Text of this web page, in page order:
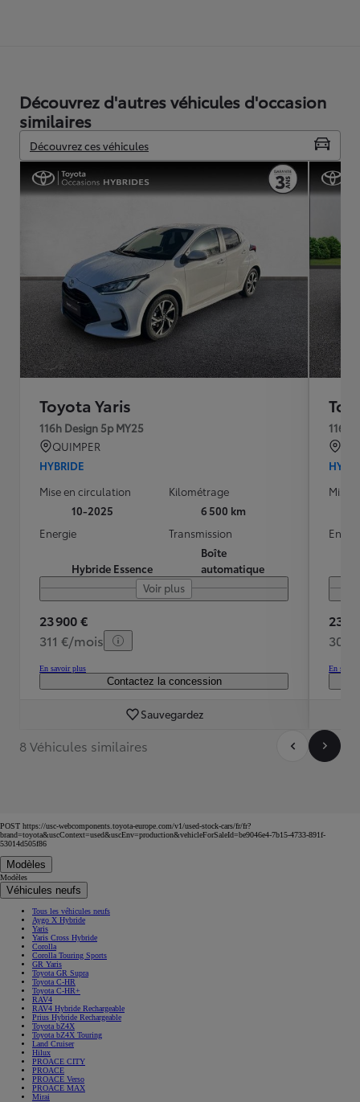
Découvrez d'autres véhicules d'occasion
similaires
Découvrez ces véhicules
Toyota Yaris
116h Design 5p MY25
QUIMPER
HYBRIDE
Mise en circulation
10-2025
Kilométrage
6 500 km
Energie
Hybride Essence
Transmission
Boîte
automatique
Voir plus
23 900 €
311 €/mois
En savoir plus
Contactez la concession
Sauvegardez
116h
Mise
23
309
En
8 Véhicules similaires
POST https://usc-webcomponents.toyota-europe.com/v1/used-stock-cars/fr/fr?
brand=toyota&uscContext=used&uscEnv=production&vehicleForSaleId=be9046e4-7b15-4733-891f-
53014d505f86
Modèles
Modèles
Véhicules neufs
Tous les véhicules neufs
Aygo X Hybride
Yaris
Yaris Cross Hybride
Corolla
Corolla Touring Sports
GR Yaris
Toyota GR Supra
Toyota C-HR
Toyota C-HR+
RAV4
RAV4 Hybride Rechargeable
Prius Hybride Rechargeable
Toyota bZ4X
Toyota bZ4X Touring
Land Cruiser
Hilux
PROACE CITY
PROACE
PROACE Verso
PROACE MAX
Mirai